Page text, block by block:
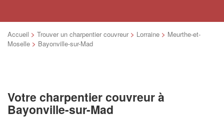
Accueil > Trouver un charpentier couvreur > Lorraine > Meurthe-et-
Moselle > Bayonville-sur-Mad
Votre charpentier couvreur à
Bayonville-sur-Mad